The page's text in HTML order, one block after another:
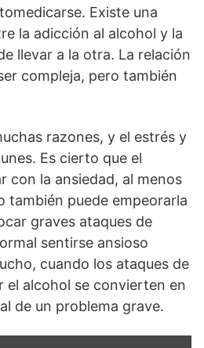
Existe una
la adicción al alcohol y la
llevar a la otra. La relación
compleja, pero también
razones, y el estrés y
Es cierto que el
con la ansiedad, al menos
también puede empeorarla
graves ataques de
sentirse ansioso
cuando los ataques de
el alcohol se convierten en
de un problema grave.